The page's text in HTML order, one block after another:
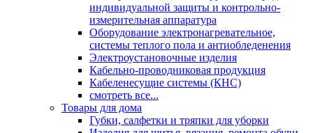
индивидуальной защиты и контрольно-
измерительная аппаратура
Оборудование электронагревательное,
системы теплого пола и антиобледенения
Электроустановочные изделия
Кабельно-проводниковая продукция
Кабеленесущие системы (КНС)
смотреть все...
Товары для дома
Губки, салфетки и тряпки для уборки